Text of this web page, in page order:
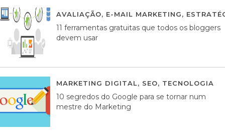
AVALIAÇÃO, E-MAIL MARKETING,
11 ferramentas gratuitas que todos os bloggers
devem usar
MARKETING DIGITAL, SEO, TECNOLOGIA
10 segredos do Google para se tornar num
mestre do Marketing